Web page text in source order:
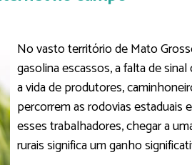
No vasto território de Mato
gasolina escassos, a falta de
a vida de produtores,
percorrem as rodovias estaduais
esses trabalhadores, chegar a
rurais significa um ganho